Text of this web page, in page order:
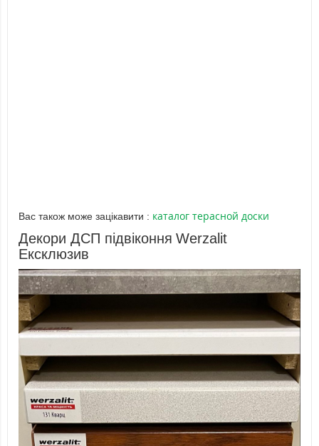
Вас також може зацікавити : каталог терасной доски
Декори ДСП підвіконня Werzalit
Ексклюзив